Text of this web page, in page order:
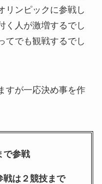
リンピックに参戦し
く人が激増するでし
てでも観戦するでし
すが一応決め事を作
で参戦
戦は２競技まで